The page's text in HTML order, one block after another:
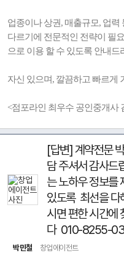
업종이나 상권, 매출규모, 업력
다르기에 전문적인 전략이 필
으로 이용 할 수 있도록 안내드
자신 있으며, 깔끔하고 빠르게
<점포라인 최우수 공인중개사
[답변] 계약전문
담 주셔서 감사드
는 노하우 정보를
있도록 최선을
시면 편한 시간에
다 010-8255-
박민철 창업에이전트